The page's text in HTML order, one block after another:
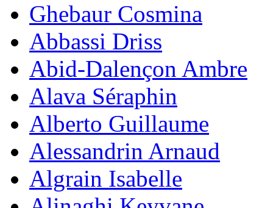
Ghebaur Cosmina
Abbassi Driss
Abid-Dalençon Ambre
Alava Séraphin
Alberto Guillaume
Alessandrin Arnaud
Algrain Isabelle